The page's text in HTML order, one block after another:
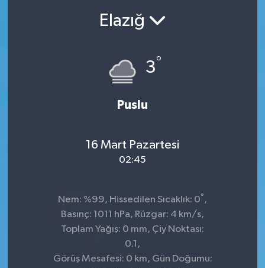
Elazığ
3°
Puslu
16 Mart Pazartesi
02:45
Nem: %99, Hissedilen Sıcaklık: 0° ,
Basınç: 1011 hPa, Rüzgar: 4 km/s,
Toplam Yağış: 0 mm, Çiy Noktası:
0.1,
Görüş Mesafesi: 0 km, Gün Doğumu: